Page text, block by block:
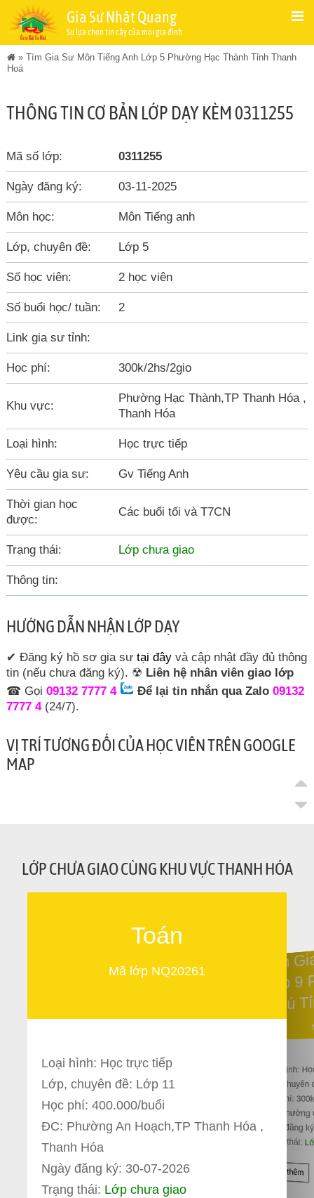
Gia Sư Nhật Quang
Sự lựa chọn tin cậy của mọi gia đình
» Tìm Gia Sư Môn Tiếng Anh Lớp 5 Phường Hạc Thành Tỉnh Thanh
Hoá
THÔNG TIN CƠ BẢN LỚP DẠY KÈM 0311255
Mã số lớp: 0311255
Ngày đăng ký: 03-11-2025
Môn học: Môn Tiếng anh
Lớp, chuyên đề: Lớp 5
Số học viên: 2 học viên
Số buổi học/ tuần: 2
Link gia sư tỉnh:
Học phí: 300k/2hs/2gio
Khu vực:
Phường Hạc Thành,TP Thanh Hóa ,
Thanh Hóa
Loại hình: Học trực tiếp
Yêu cầu gia sư: Gv Tiếng Anh
Thời gian học
được:
Các buổi tối và T7CN
Trạng thái: Lớp chưa giao
Thông tin:
HƯỚNG DẪN NHẬN LỚP DẠY
✔ Đăng ký hồ sơ gia sư tại đâyvà cập nhật đầy đủ thông
tin (nếu chưa đăng ký). ☢ Liên hệ nhân viên giao lớp
☎ Gọi 09132 7777 4 Để lại tin nhắn qua Zalo 09132
7777 4(24/7).
VỊ TRÍ TƯƠNG ĐỐI CỦA HỌC VIÊN TRÊN GOOGLE
MAP
LỚP CHƯA GIAO CÙNG KHU VỰC THANH HÓA
Toán
Mã lớp NQ20261
Loại hình: Học trực tiếp
Lớp, chuyên đề: Lớp 11
Học phí: 400.000/buổi
ĐC: Phường An Hoạch,TP Thanh Hóa ,
Thanh Hóa
Ngày đăng ký: 30-07-2026
Trạng thái: Lớp chưa giao
Tìm
Lớp
Phú
Loại hình:
Lớp,
Học phí:
ĐC:
Ngày đăng
Trạng thái:
Xem thêm